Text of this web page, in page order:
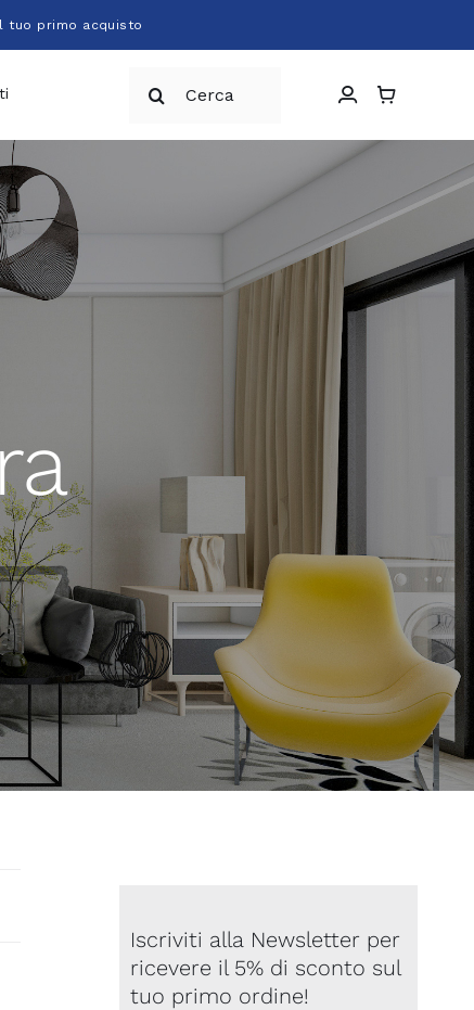
tuo primo acquisto
Iscriviti alla Newsletter per
ricevere il 5% di sconto sul
tuo primo ordine!